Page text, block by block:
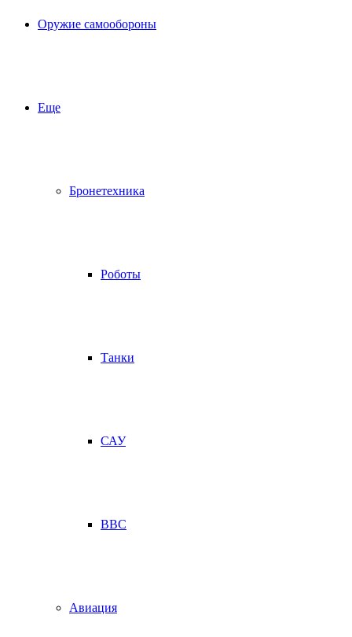
Оружие самообороны
Еще
Бронетехника
Роботы
Танки
САУ
ВВС
Авиация